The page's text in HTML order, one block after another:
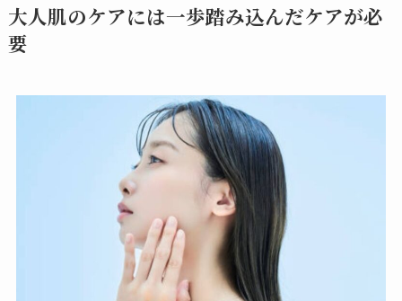
大人肌のケアには一歩踏み込んだケアが必
要